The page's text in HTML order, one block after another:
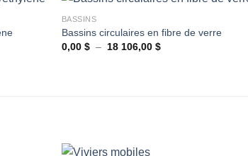
BASSINS
Bassins circulaires en fibre de verre
0,00 $ – 18 106,00 $Plage
+